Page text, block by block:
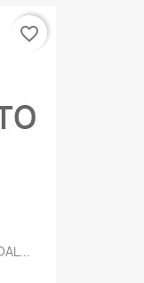
favorite_border